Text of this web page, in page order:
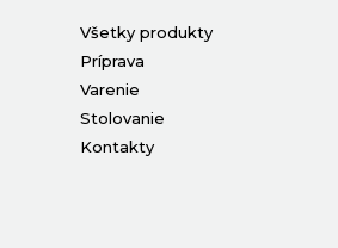
Všetky produkty
Príprava
Varenie
Stolovanie
Kontakty